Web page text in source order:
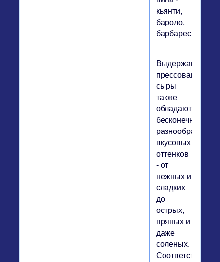
кьянти,
бароло,
барбареско.
Выдержанные
прессованные
сыры
также
обладают
бесконечным
разнообразием
вкусовых
оттенков
- от
нежных и
сладких
до
острых,
пряных и
даже
соленых.
Соответственно